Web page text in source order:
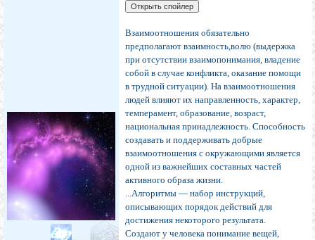
Взаимоотношения обязательно
предполагают взаимность,волю (выдержка
при отсутствии взаимопонимания, владение
собой в случае конфликта, оказание помощи
в трудной ситуации). На взаимоотношения
людей влияют их направленность, характер,
темперамент, образование, возраст,
национальная принадлежность. Способность
создавать и поддерживать добрые
взаимоотношения с окружающими является
одной из важнейших составных частей
активного образа жизни.
...Алгоритмы — набор инструкций,
описывающих порядок действий для
достижения некоторого результата.
Создают у человека понимание вещей,